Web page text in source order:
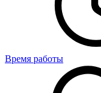
Время работы